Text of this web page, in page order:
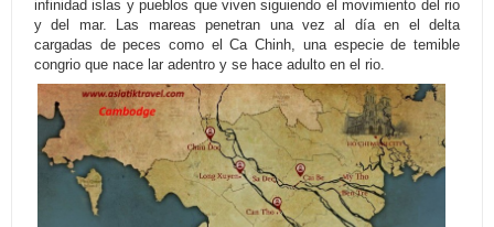
infinidad islas y pueblos que viven siguiendo el movimiento del rio
y del mar. Las mareas penetran una vez al día en el delta
cargadas de peces como el Ca Chinh, una especie de temible
congrio que nace lar adentro y se hace adulto en el rio.